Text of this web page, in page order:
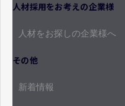
人材採用をお考えの企業様
人材をお探しの企業様へ
その他
新着情報